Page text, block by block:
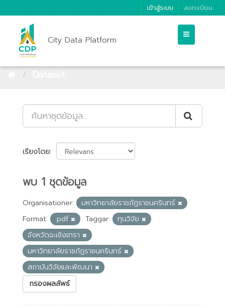
เข้าสู่ระบบ ลงทะเบียน
City Data Platform
เรียงโดย
พบ 1 ชุดข้อมูล
Organisationer:
มหาวิทยาลัยราชภัฏราชนครินทร์
Format:
.pdf Taggar:
ทุนวิจัย
จังหวัดฉะเชิงเทรา
มหาวิทยาลัยราชภัฏราชนครินทร์
สถาบันวิจัยและพัฒนา
กรองผลลัพธ์